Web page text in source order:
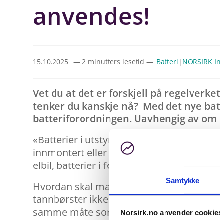
Samtykke
Norsirk.no anvender
anvendes!
15.10.2025 — 2 minutters lesetid — Batteri | NORSIRK
Vet du at det er forskjell på
tenker du kanskje nå? Med det nye
batteriforordningen. Uavhengig av
«Batterier i utstyr» er altså et begrep
innmontert eller løst, kravene gjelder.
elbil, batterier i ferger, osv.
Hvordan skal man forholde seg til at
tannbørster ikke har vært omfattet av
samme måte som for løse batterier.